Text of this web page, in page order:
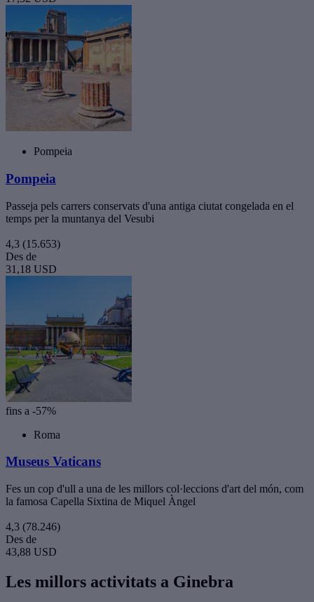
Pompeia
Pompeia
Passeja pels carrers conservats d'una antiga ciutat congelada en el
temps per la muntanya del Vesubi
4,3 (15.653)
Des de
31,18 USD
fins a -57%
Roma
Museus Vaticans
Fes un cop d'ull a una de les millors col·leccions d'art del món, com
la famosa Capella Sixtina de Miquel Àngel
4,3 (78.246)
Des de
43,88 USD
Les millors activitats a Ginebra